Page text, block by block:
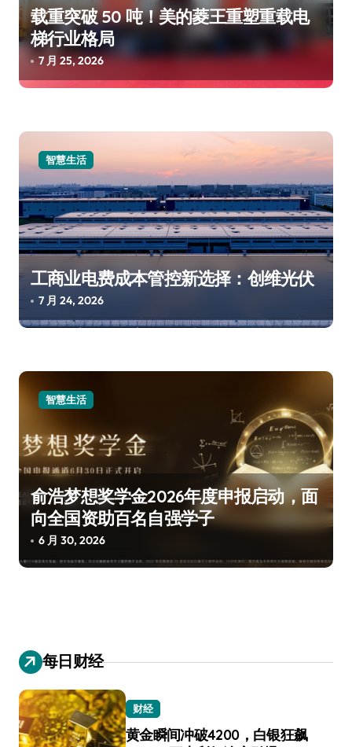
载重突破 50 吨！美的菱王重塑重载电
梯行业格局
7 月 25, 2026
智慧生活
工商业电费成本管控新选择：创维光伏
7 月 24, 2026
智慧生活
俞浩梦想奖学金2026年度申报启动，面
向全国资助百名自强学子
6 月 30, 2026
每日财经
财经
黄金瞬间冲破4200，白银狂飙